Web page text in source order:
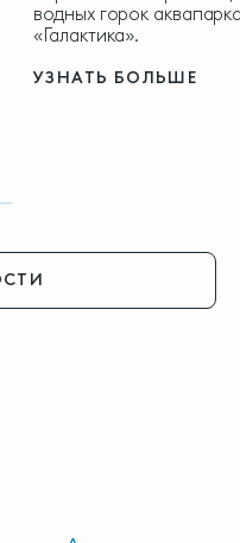
водных горок
«Галактика».
УЗНАТЬ БОЛЬШЕ